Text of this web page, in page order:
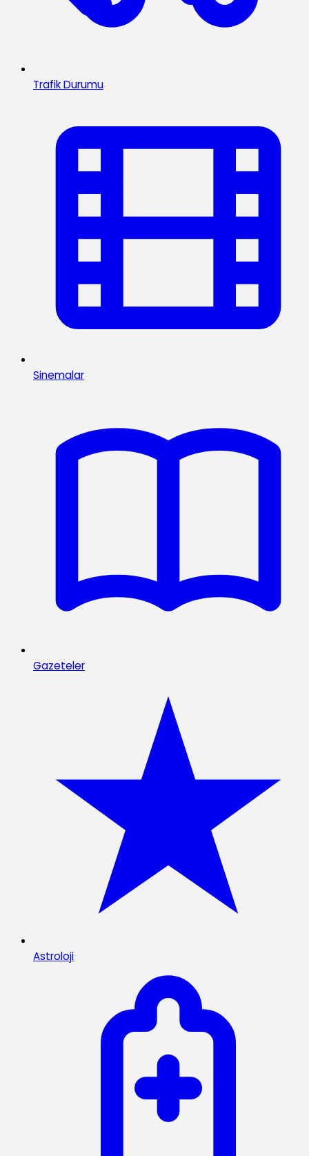
Trafik Durumu
Sinemalar
Gazeteler
Astroloji